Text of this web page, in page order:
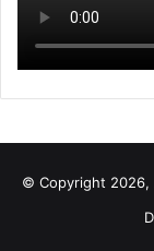
© Copyright 2026,